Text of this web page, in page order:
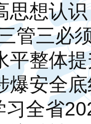
思想认
管三必
平整体
爆安全
习全省